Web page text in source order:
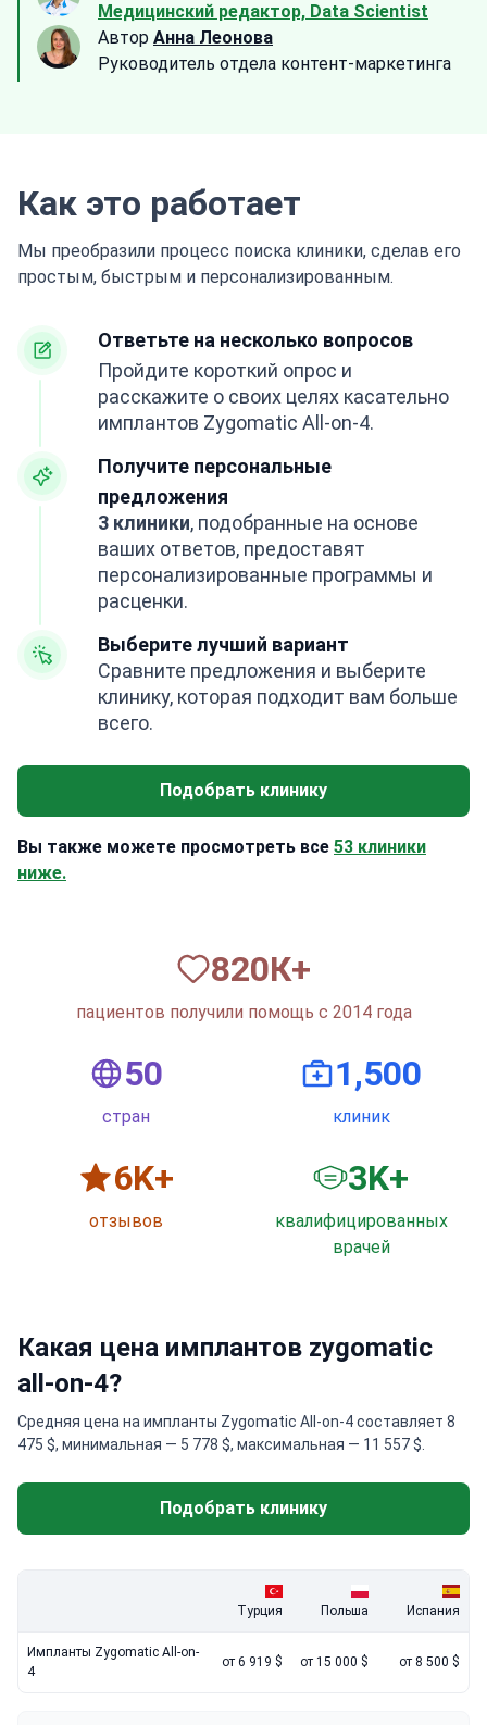
Медицинский редактор, Data Scientist
Автор Анна Леонова
Руководитель отдела контент-маркетинга
Как это работает
Мы преобразили процесс поиска клиники, сделав его
простым, быстрым и персонализированным.
Ответьте на несколько вопросов
Пройдите короткий опрос и
расскажите о своих целях касательно
имплантов Zygomatic All-on-4.
Получите персональные
предложения
3 клиники, подобранные на основе
ваших ответов, предоставят
персонализированные программы и
расценки.
Выберите лучший вариант
Сравните предложения и выберите
клинику, которая подходит вам больше
всего.
Подобрать клинику
Вы также можете просмотреть все 53 клиники
ниже.
820К+
пациентов получили помощь с 2014 года
50
стран
1,500
клиник
6K+
отзывов
3K+
квалифицированных
врачей
Какая цена имплантов zygomatic
all-on-4?
Средняя цена на импланты Zygomatic All-on-4 составляет 8
475 $, минимальная — 5 778 $, максимальная — 11 557 $.
Подобрать клинику
Турция Польша Испания
Импланты Zygomatic All-on-
4
от 6 919 $ от 15 000 $ от 8 500 $